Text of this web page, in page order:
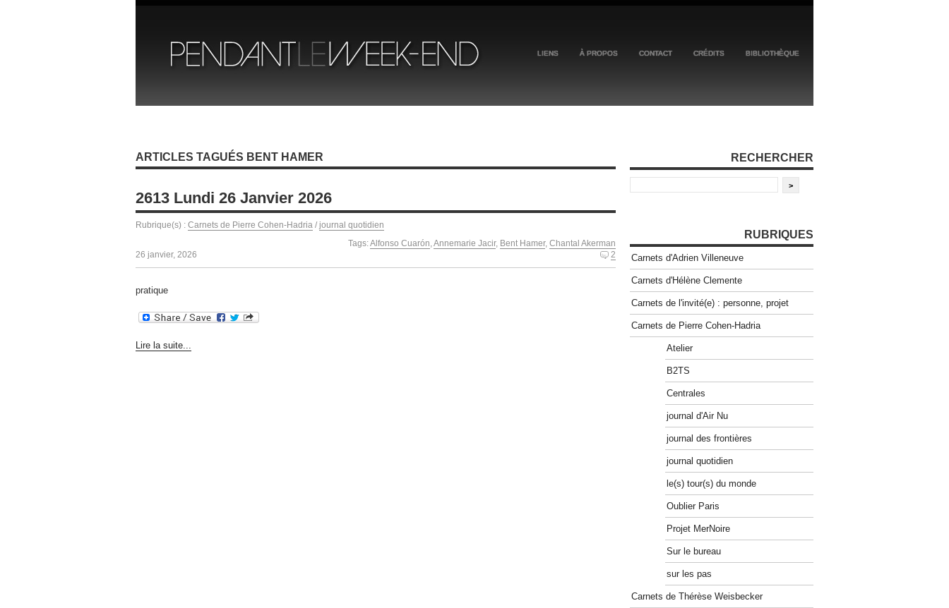
LIENS À PROPOS CONTACT CRÉDITS BIBLIOTHÈQUE
ARTICLES TAGUÉS BENT HAMER
2613 Lundi 26 Janvier 2026
Rubrique(s) : Carnets de Pierre Cohen-Hadria / journal quotidien
Tags:Alfonso Cuarón,Annemarie Jacir, Bent Hamer, Chantal Akerman
26 janvier, 2026
2
pratique
Lire la suite...
RECHERCHER
RUBRIQUES
Carnets d'Adrien Villeneuve
Carnets d'Hélène Clemente
Carnets de l'invité(e) : personne, projet
Carnets de Pierre Cohen-Hadria
Atelier
B2TS
Centrales
journal d'Air Nu
journal des frontières
journal quotidien
le(s) tour(s) du monde
Oublier Paris
Projet MerNoire
Sur le bureau
sur les pas
Carnets de Thérèse Weisbecker